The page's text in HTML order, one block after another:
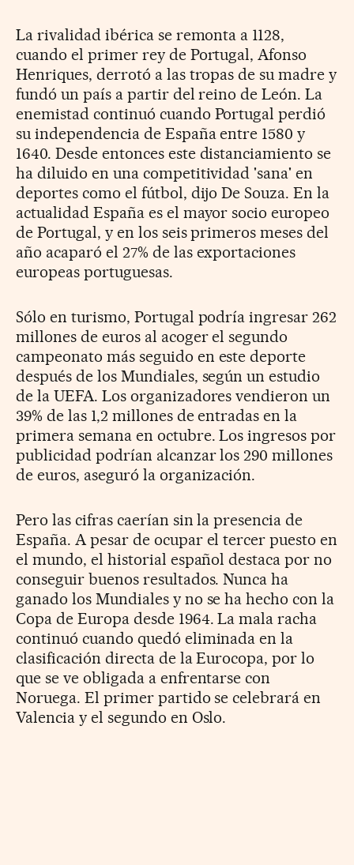
La rivalidad ibérica se remonta a 1128,
cuando el primer rey de Portugal, Afonso
Henriques, derrotó a las tropas de su madre y
fundó un país a partir del reino de León. La
enemistad continuó cuando Portugal perdió
su independencia de España entre 1580 y
1640. Desde entonces este distanciamiento se
ha diluido en una competitividad 'sana' en
deportes como el fútbol, dijo De Souza. En la
actualidad España es el mayor socio europeo
de Portugal, y en los seis primeros meses del
año acaparó el 27% de las exportaciones
europeas portuguesas.
Sólo en turismo, Portugal podría ingresar 262
millones de euros al acoger el segundo
campeonato más seguido en este deporte
después de los Mundiales, según un estudio
de la UEFA. Los organizadores vendieron un
39% de las 1,2 millones de entradas en la
primera semana en octubre. Los ingresos por
publicidad podrían alcanzar los 290 millones
de euros, aseguró la organización.
Pero las cifras caerían sin la presencia de
España. A pesar de ocupar el tercer puesto en
el mundo, el historial español destaca por no
conseguir buenos resultados. Nunca ha
ganado los Mundiales y no se ha hecho con la
Copa de Europa desde 1964. La mala racha
continuó cuando quedó eliminada en la
clasificación directa de la Eurocopa, por lo
que se ve obligada a enfrentarse con
Noruega. El primer partido se celebrará en
Valencia y el segundo en Oslo.